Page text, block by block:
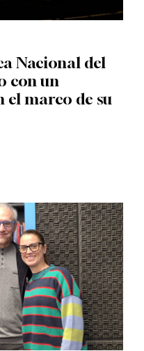
Nacional del
con un
marco de su